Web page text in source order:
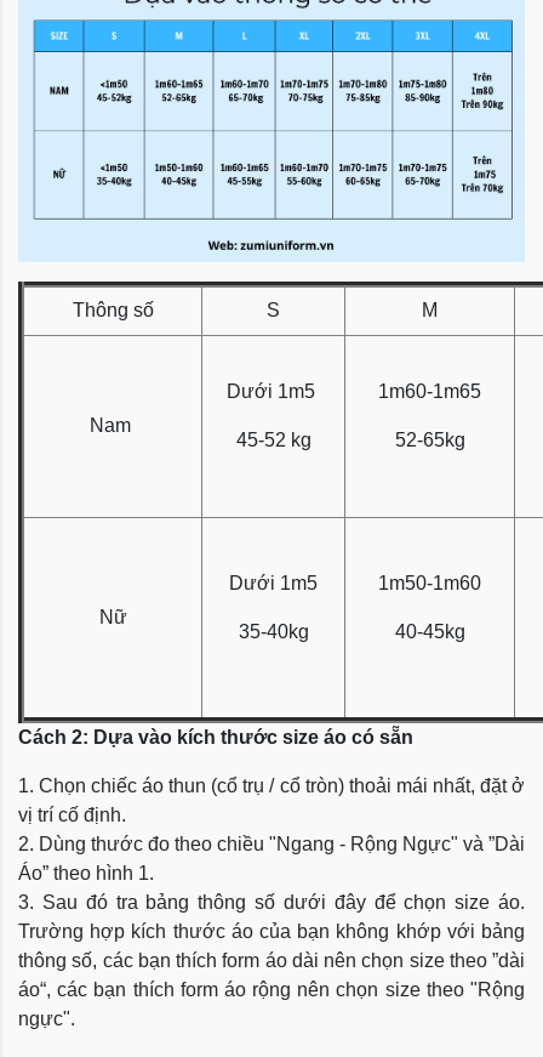
Thông số S M
Nam
Dưới 1m5
45-52 kg
1m60-1m65
52-65kg
Nữ
Dưới 1m5
35-40kg
1m50-1m60
40-45kg
Cách 2: Dựa vào kích thước size áo có sẵn
1. Chọn chiếc áo thun (cổ trụ / cổ tròn) thoải mái nhất, đặt ở
vị trí cố định.
2. Dùng thước đo theo chiều "Ngang - Rộng Ngực" và ”Dài
Áo” theo hình 1.
3. Sau đó tra bảng thông số dưới đây để chọn size áo.
Trường hợp kích thước áo của bạn không khớp với bảng
thông số, các bạn thích form áo dài nên chọn size theo ”dài
áo“, các bạn thích form áo rộng nên chọn size theo "Rộng
ngực".